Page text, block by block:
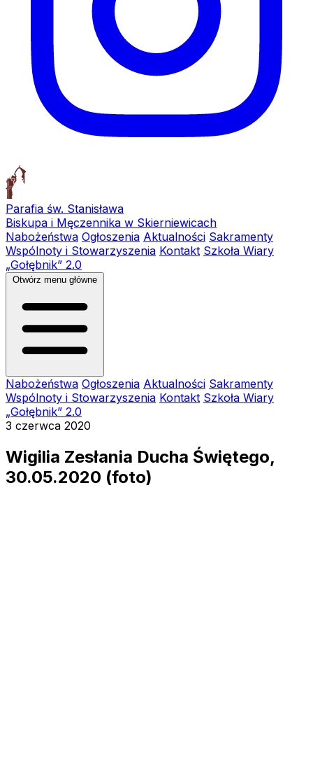
Parafia św. Stanisława
Biskupa i Męczennika w Skierniewicach
Nabożeństwa Ogłoszenia Aktualności Sakramenty
Wspólnoty i Stowarzyszenia Kontakt Szkoła Wiary
„Gołębnik” 2.0
Otwórz menu główne
Nabożeństwa Ogłoszenia Aktualności Sakramenty
Wspólnoty i Stowarzyszenia Kontakt Szkoła Wiary
„Gołębnik” 2.0
3 czerwca 2020
Wigilia Zesłania Ducha Świętego,
30.05.2020 (foto)